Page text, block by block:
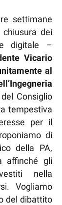
settimane
dei
digitale –
Vicario
al
Consiglio
tempestiva
per il
di
della PA,
affinché gli
nella
Vogliamo
del dibattito